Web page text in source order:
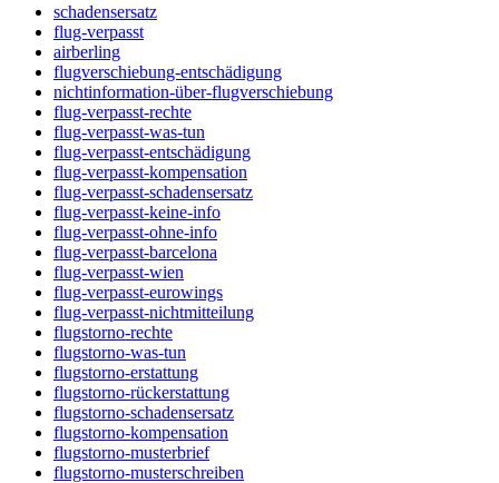
schadensersatz
flug-verpasst
airberling
flugverschiebung-entschädigung
nichtinformation-über-flugverschiebung
flug-verpasst-rechte
flug-verpasst-was-tun
flug-verpasst-entschädigung
flug-verpasst-kompensation
flug-verpasst-schadensersatz
flug-verpasst-keine-info
flug-verpasst-ohne-info
flug-verpasst-barcelona
flug-verpasst-wien
flug-verpasst-eurowings
flug-verpasst-nichtmitteilung
flugstorno-rechte
flugstorno-was-tun
flugstorno-erstattung
flugstorno-rückerstattung
flugstorno-schadensersatz
flugstorno-kompensation
flugstorno-musterbrief
flugstorno-musterschreiben